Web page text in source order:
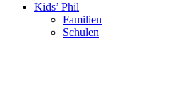
Kids’ Phil
Familien
Schulen